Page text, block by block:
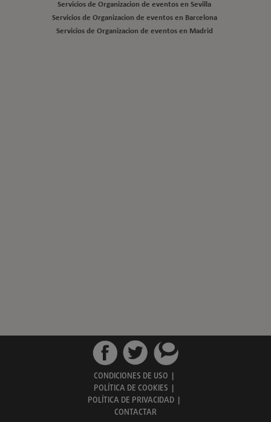
Servicios de Organizacion de eventos en Sevilla
Servicios de Organizacion de eventos en Barcelona
Servicios de Organizacion de eventos en Madrid
CONDICIONES DE USO |
POLÍTICA DE COOKIES |
POLÍTICA DE PRIVACIDAD |
CONTACTAR